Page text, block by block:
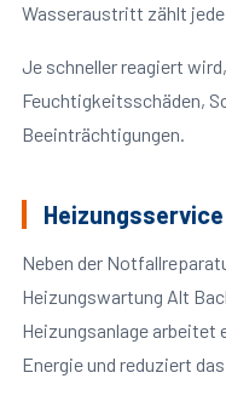
Wasseraustritt zählt
Je schneller reagiert
Feuchtigkeitsschäden,
Beeinträchtigungen.
Neben der
Heizungswartung Alt
Heizungsanlage
Energie und reduziert